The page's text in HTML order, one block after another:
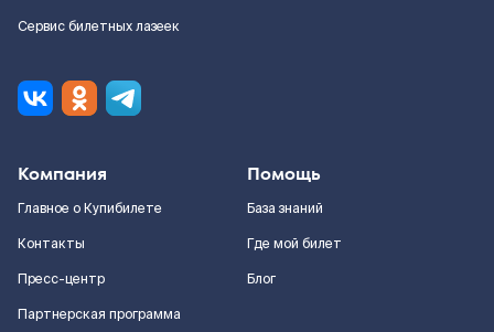
Сервис билетных лазеек
Компания
Главное о Купибилете
Контакты
Пресс-центр
Партнерская программа
Помощь
База знаний
Где мой билет
Блог